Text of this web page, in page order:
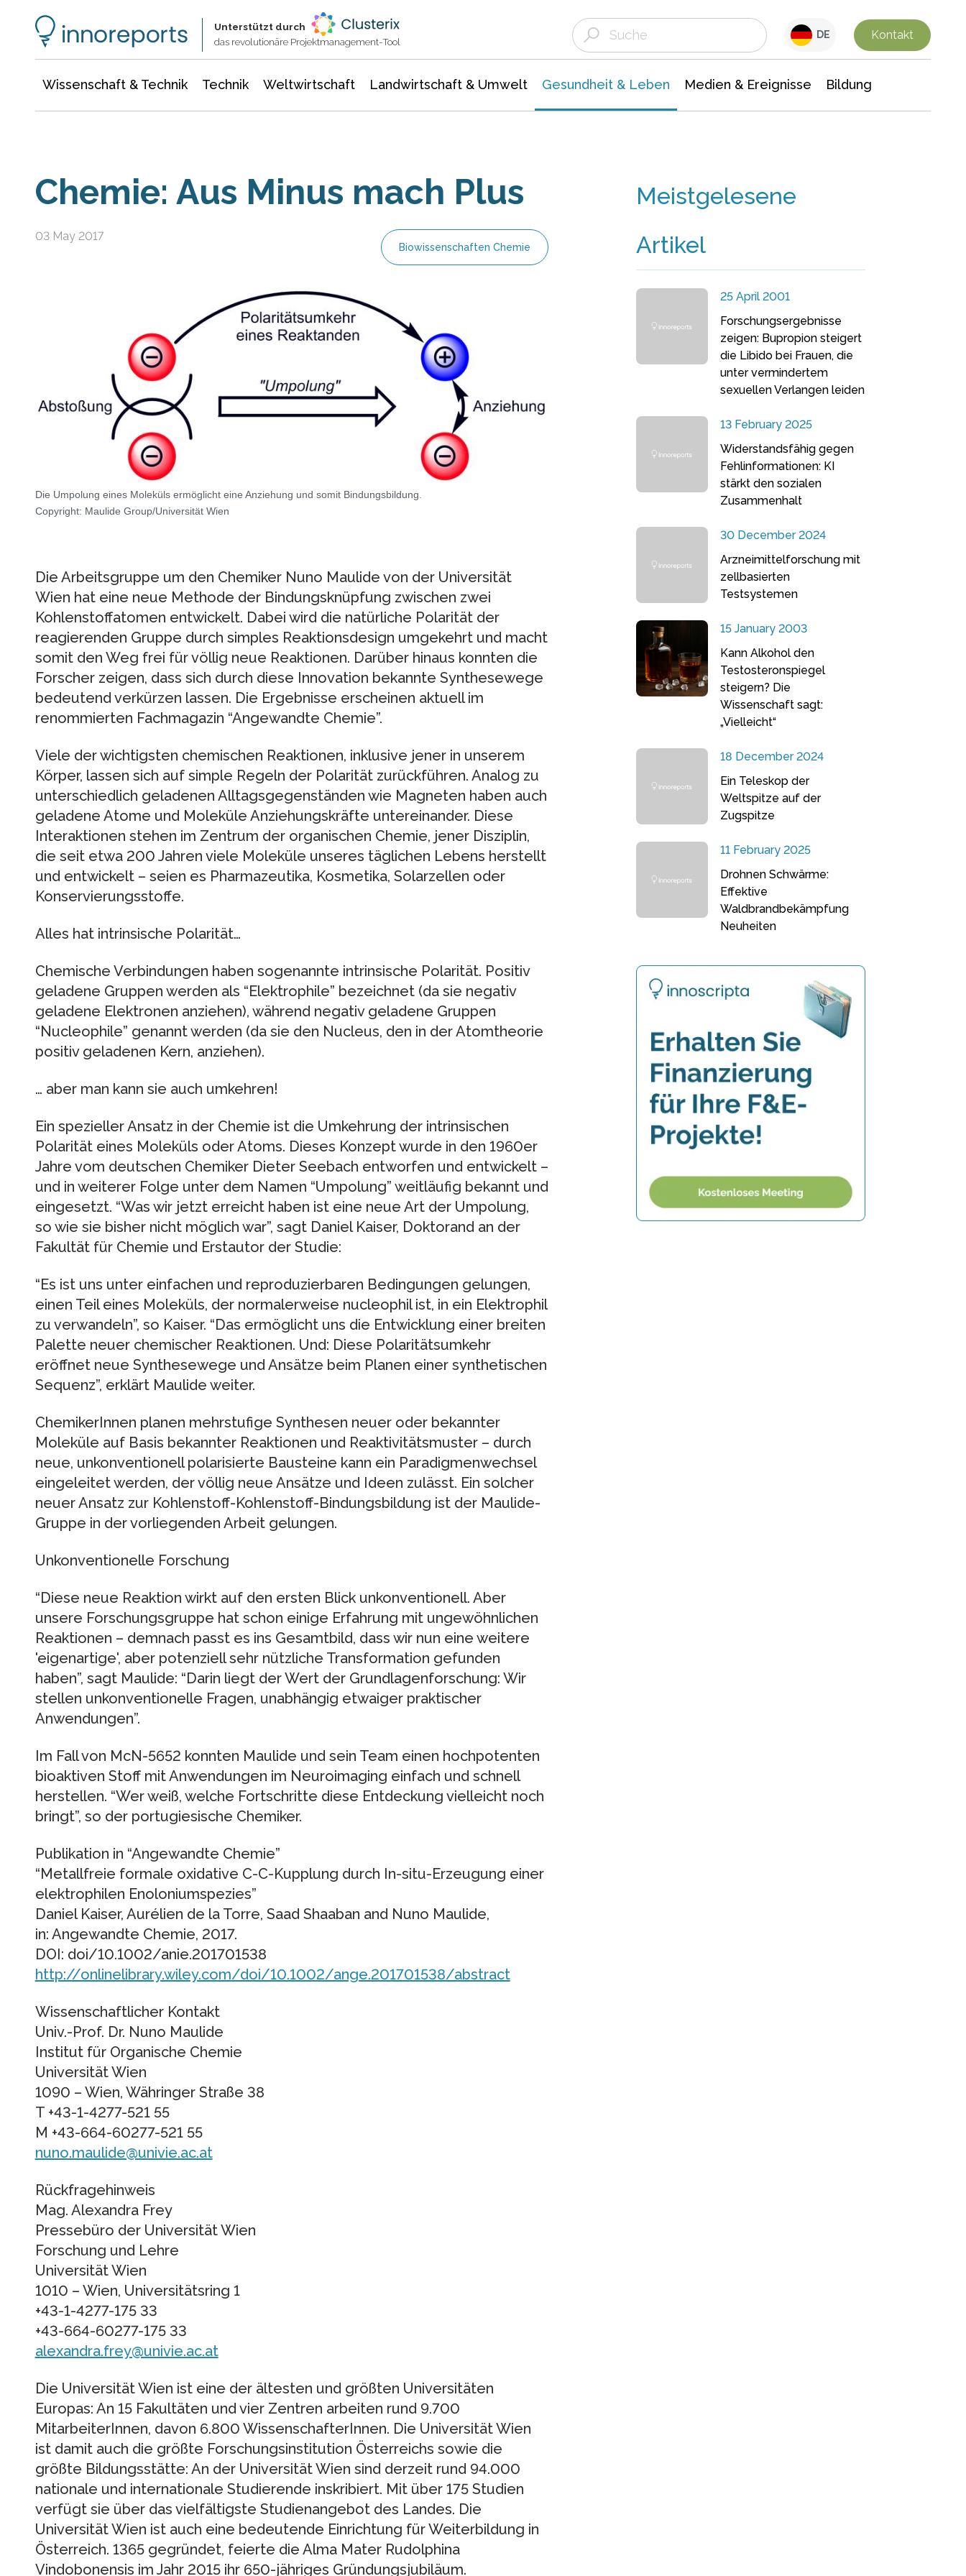
Unterstützt durch
das revolutionäre Projektmanagement-Tool
DE Kontakt
Wissenschaft & Technik Technik Weltwirtschaft Landwirtschaft & Umwelt Gesundheit & Leben Medien & Ereignisse Bildung
Chemie: Aus Minus mach Plus
03 May 2017
Biowissenschaften Chemie
Die Umpolung eines Moleküls ermöglicht eine Anziehung und somit Bindungsbildung.
Copyright: Maulide Group/Universität Wien
Die Arbeitsgruppe um den Chemiker Nuno Maulide von der Universität
Wien hat eine neue Methode der Bindungsknüpfung zwischen zwei
Kohlenstoffatomen entwickelt. Dabei wird die natürliche Polarität der
reagierenden Gruppe durch simples Reaktionsdesign umgekehrt und macht
somit den Weg frei für völlig neue Reaktionen. Darüber hinaus konnten die
Forscher zeigen, dass sich durch diese Innovation bekannte Synthesewege
bedeutend verkürzen lassen. Die Ergebnisse erscheinen aktuell im
renommierten Fachmagazin “Angewandte Chemie”.
Viele der wichtigsten chemischen Reaktionen, inklusive jener in unserem
Körper, lassen sich auf simple Regeln der Polarität zurückführen. Analog zu
unterschiedlich geladenen Alltagsgegenständen wie Magneten haben auch
geladene Atome und Moleküle Anziehungskräfte untereinander. Diese
Interaktionen stehen im Zentrum der organischen Chemie, jener Disziplin,
die seit etwa 200 Jahren viele Moleküle unseres täglichen Lebens herstellt
und entwickelt – seien es Pharmazeutika, Kosmetika, Solarzellen oder
Konservierungsstoffe.
Alles hat intrinsische Polarität…
Chemische Verbindungen haben sogenannte intrinsische Polarität. Positiv
geladene Gruppen werden als “Elektrophile” bezeichnet (da sie negativ
geladene Elektronen anziehen), während negativ geladene Gruppen
“Nucleophile” genannt werden (da sie den Nucleus, den in der Atomtheorie
positiv geladenen Kern, anziehen).
… aber man kann sie auch umkehren!
Ein spezieller Ansatz in der Chemie ist die Umkehrung der intrinsischen
Polarität eines Moleküls oder Atoms. Dieses Konzept wurde in den 1960er
Jahre vom deutschen Chemiker Dieter Seebach entworfen und entwickelt –
und in weiterer Folge unter dem Namen “Umpolung” weitläufig bekannt und
eingesetzt. “Was wir jetzt erreicht haben ist eine neue Art der Umpolung,
so wie sie bisher nicht möglich war”, sagt Daniel Kaiser, Doktorand an der
Fakultät für Chemie und Erstautor der Studie:
“Es ist uns unter einfachen und reproduzierbaren Bedingungen gelungen,
einen Teil eines Moleküls, der normalerweise nucleophil ist, in ein Elektrophil
zu verwandeln”, so Kaiser. “Das ermöglicht uns die Entwicklung einer breiten
Palette neuer chemischer Reaktionen. Und: Diese Polaritätsumkehr
eröffnet neue Synthesewege und Ansätze beim Planen einer synthetischen
Sequenz”, erklärt Maulide weiter.
ChemikerInnen planen mehrstufige Synthesen neuer oder bekannter
Moleküle auf Basis bekannter Reaktionen und Reaktivitätsmuster – durch
neue, unkonventionell polarisierte Bausteine kann ein Paradigmenwechsel
eingeleitet werden, der völlig neue Ansätze und Ideen zulässt. Ein solcher
neuer Ansatz zur Kohlenstoff-Kohlenstoff-Bindungsbildung ist der Maulide-
Gruppe in der vorliegenden Arbeit gelungen.
Unkonventionelle Forschung
“Diese neue Reaktion wirkt auf den ersten Blick unkonventionell. Aber
unsere Forschungsgruppe hat schon einige Erfahrung mit ungewöhnlichen
Reaktionen – demnach passt es ins Gesamtbild, dass wir nun eine weitere
'eigenartige', aber potenziell sehr nützliche Transformation gefunden
haben”, sagt Maulide: “Darin liegt der Wert der Grundlagenforschung: Wir
stellen unkonventionelle Fragen, unabhängig etwaiger praktischer
Anwendungen”.
Im Fall von McN-5652 konnten Maulide und sein Team einen hochpotenten
bioaktiven Stoff mit Anwendungen im Neuroimaging einfach und schnell
herstellen. “Wer weiß, welche Fortschritte diese Entdeckung vielleicht noch
bringt”, so der portugiesische Chemiker.
Publikation in “Angewandte Chemie”
“Metallfreie formale oxidative C-C-Kupplung durch In-situ-Erzeugung einer
elektrophilen Enoloniumspezies”
Daniel Kaiser, Aurélien de la Torre, Saad Shaaban and Nuno Maulide,
in: Angewandte Chemie, 2017.
DOI: doi/10.1002/anie.201701538
http://onlinelibrary.wiley.com/doi/10.1002/ange.201701538/abstract
Wissenschaftlicher Kontakt
Univ.-Prof. Dr. Nuno Maulide
Institut für Organische Chemie
Universität Wien
1090 – Wien, Währinger Straße 38
T +43-1-4277-521 55
M +43-664-60277-521 55
nuno.maulide@univie.ac.at
Rückfragehinweis
Mag. Alexandra Frey
Pressebüro der Universität Wien
Forschung und Lehre
Universität Wien
1010 – Wien, Universitätsring 1
+43-1-4277-175 33
+43-664-60277-175 33
alexandra.frey@univie.ac.at
Die Universität Wien ist eine der ältesten und größten Universitäten
Europas: An 15 Fakultäten und vier Zentren arbeiten rund 9.700
MitarbeiterInnen, davon 6.800 WissenschafterInnen. Die Universität Wien
ist damit auch die größte Forschungsinstitution Österreichs sowie die
größte Bildungsstätte: An der Universität Wien sind derzeit rund 94.000
nationale und internationale Studierende inskribiert. Mit über 175 Studien
verfügt sie über das vielfältigste Studienangebot des Landes. Die
Universität Wien ist auch eine bedeutende Einrichtung für Weiterbildung in
Österreich. 1365 gegründet, feierte die Alma Mater Rudolphina
Vindobonensis im Jahr 2015 ihr 650-jähriges Gründungsjubiläum.
Meistgelesene
Artikel
25 April 2001
Forschungsergebnisse
zeigen: Bupropion steigert
die Libido bei Frauen, die
unter vermindertem
sexuellen Verlangen leiden
13 February 2025
Widerstandsfähig gegen
Fehlinformationen: KI
stärkt den sozialen
Zusammenhalt
30 December 2024
Arzneimittelforschung mit
zellbasierten
Testsystemen
15 January 2003
Kann Alkohol den
Testosteronspiegel
steigern? Die
Wissenschaft sagt:
„Vielleicht“
18 December 2024
Ein Teleskop der
Weltspitze auf der
Zugspitze
11 February 2025
Drohnen Schwärme:
Effektive
Waldbrandbekämpfung
Neuheiten